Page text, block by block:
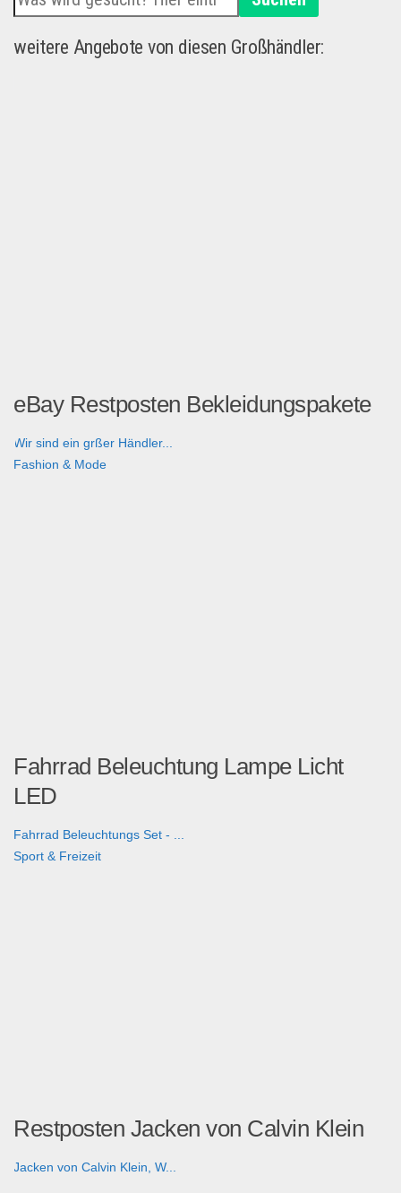
weitere Angebote von diesen Großhändler:
eBay Restposten Bekleidungspakete
Wir sind ein grßer Händler...
Fashion & Mode
Fahrrad Beleuchtung Lampe Licht
LED
Fahrrad Beleuchtungs Set - ...
Sport & Freizeit
Restposten Jacken von Calvin Klein
Jacken von Calvin Klein, W...